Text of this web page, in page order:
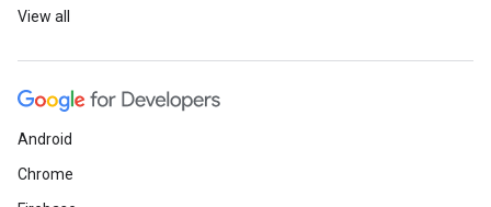
View all
Android
Chrome